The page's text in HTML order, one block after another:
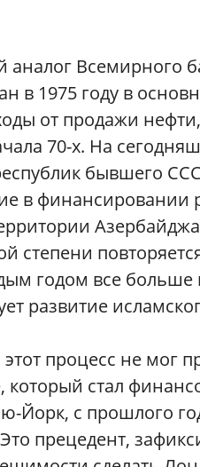
аналог Всемирного
в 1975 году в
от продажи
70-х. На
бывшего
в
степени
годом все больше
развитие
процесс не мог
который стал
Йорк, с прошлого
прецедент,